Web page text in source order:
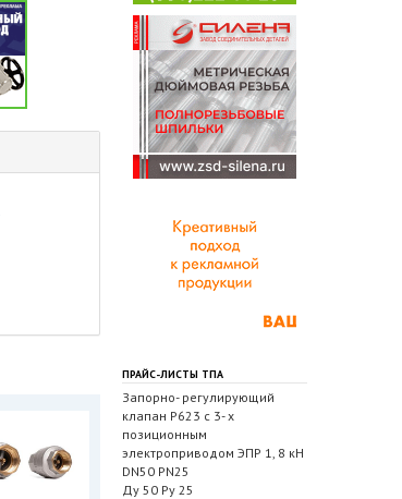
ПРАЙС-ЛИСТЫ ТПА
Запорно- регулирующий
клапан Р623 с 3- х
позиционным
электроприводом ЭПР 1, 8 кН
DN50 PN25
Ду 50 Ру 25